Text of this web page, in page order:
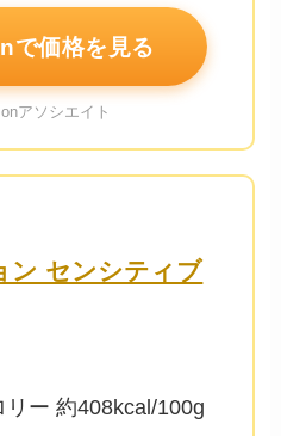
価格を見る
アソシエイト
ン センシティブ
リー 約408kcal/100g